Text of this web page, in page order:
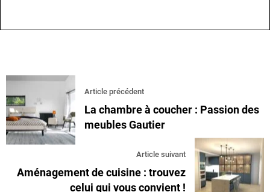
Article précédent
La chambre à coucher : Passion des
meubles Gautier
Article suivant
Aménagement de cuisine : trouvez
celui qui vous convient !